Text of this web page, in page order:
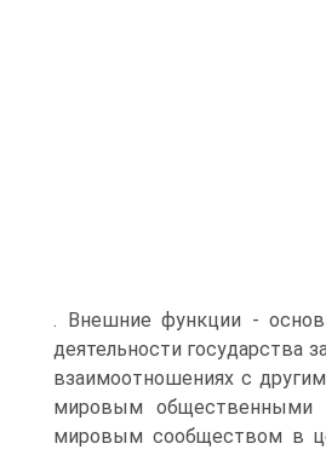
. Внешние функции -
деятельности государства
взаимоотношениях с
мировым общественными
мировым сообществом в